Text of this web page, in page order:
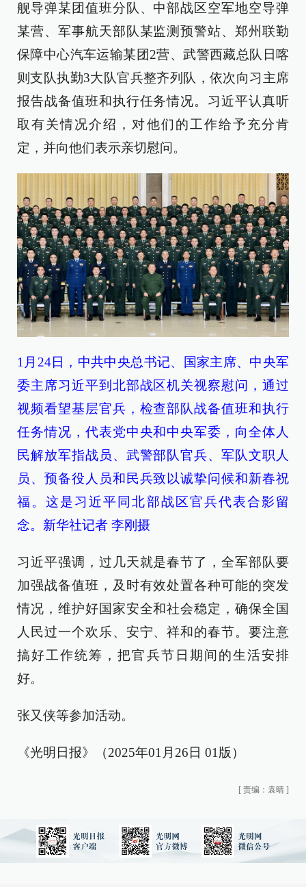
舰导弹某团值班分队、中部战区空军地空导弹
某营、军事航天部队某监测预警站、郑州联勤
保障中心汽车运输某团2营、武警西藏总队日喀
则支队执勤3大队官兵整齐列队，依次向习主席
报告战备值班和执行任务情况。习近平认真听
取有关情况介绍，对他们的工作给予充分肯
定，并向他们表示亲切慰问。
1月24日，中共中央总书记、国家主席、中央军
委主席习近平到北部战区机关视察慰问，通过
视频看望基层官兵，检查部队战备值班和执行
任务情况，代表党中央和中央军委，向全体人
民解放军指战员、武警部队官兵、军队文职人
员、预备役人员和民兵致以诚挚问候和新春祝
福。这是习近平同北部战区官兵代表合影留
念。新华社记者 李刚摄
习近平强调，过几天就是春节了，全军部队要
加强战备值班，及时有效处置各种可能的突发
情况，维护好国家安全和社会稳定，确保全国
人民过一个欢乐、安宁、祥和的春节。要注意
搞好工作统筹，把官兵节日期间的生活安排
好。
张又侠等参加活动。
《光明日报》（2025年01月26日 01版）
[ 责编：袁晴 ]